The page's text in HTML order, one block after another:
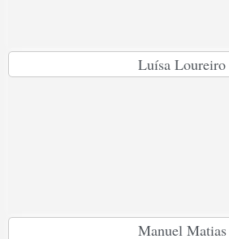
Luísa Loureiro
Manuel Matias